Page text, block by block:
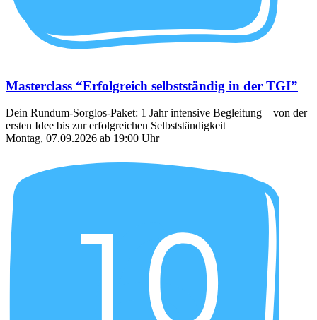
Masterclass “Erfolgreich selbstständig in der TGI”
Dein Rundum-Sorglos-Paket: 1 Jahr intensive Begleitung – von der
ersten Idee bis zur erfolgreichen Selbstständigkeit
Montag, 07.09.2026 ab 19:00 Uhr